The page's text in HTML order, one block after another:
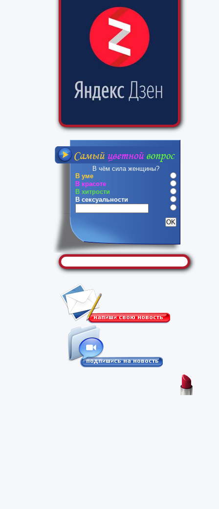
В чём сила женщины?
В уме
В красоте
В хитрости
В сексуальности